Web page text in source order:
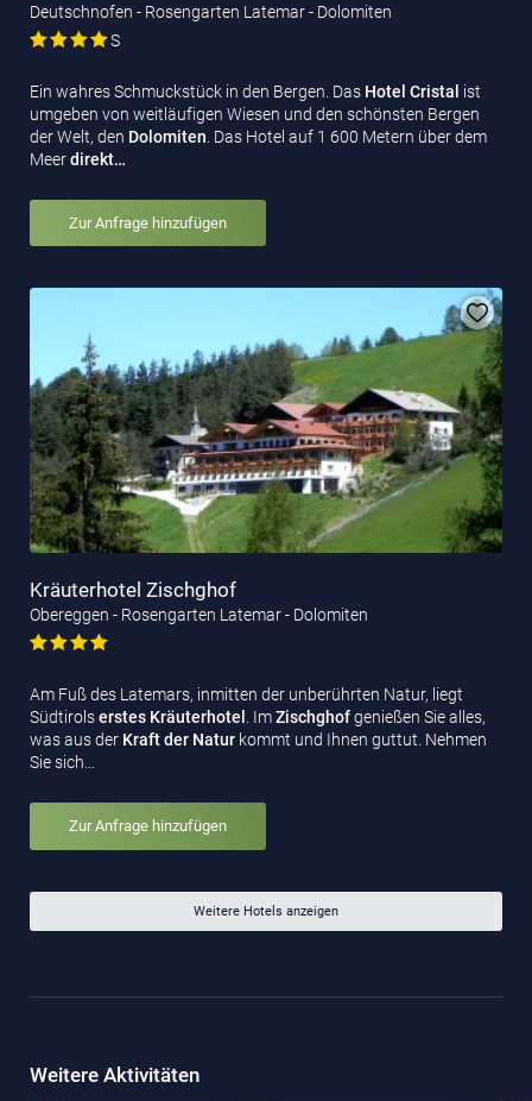
Deutschnofen - Rosengarten Latemar - Dolomiten
S
Ein wahres Schmuckstück in den Bergen. Das Hotel Cristal ist
umgeben von weitläufigen Wiesen und den schönsten Bergen
der Welt, den Dolomiten . Das Hotel auf 1 600 Metern über dem
Meerdirekt…
Zur Anfrage hinzufügen
Kräuterhotel Zischghof
Obereggen - Rosengarten Latemar - Dolomiten
Am Fuß des Latemars, inmitten der unberührten Natur, liegt
Südtirolserstes Kräuterhotel . ImZischghofgenießen Sie alles,
was aus der Kraft der Natur kommt und Ihnen guttut. Nehmen
Sie sich…
Zur Anfrage hinzufügen
Weitere Hotels anzeigen
Weitere Aktivitäten